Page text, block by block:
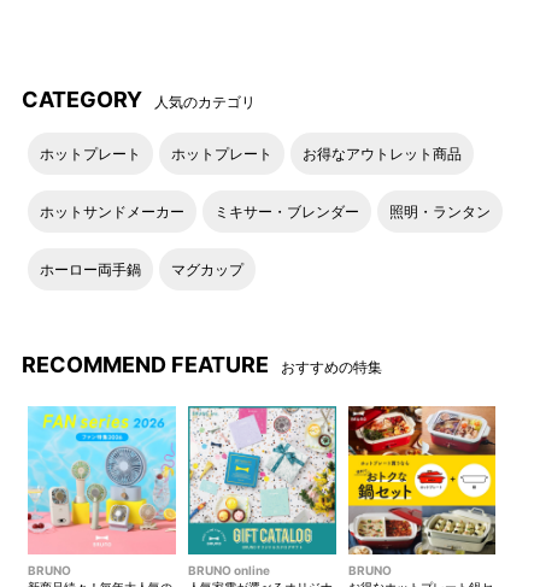
正確なブラシストロークと繊
した「イルマズ・ガーデン」
るくると揺れ動き、ひらひら
クラシック ガーデン
リバティで最も有名で愛され
CATEGORY 人気のカテゴリ
ホットプレート ホットプレート お得なアウトレット商品
ホットサンドメーカー ミキサー・ブレンダー 照明・ランタン
ホーロー両手鍋 マグカップ
RECOMMEND FEATURE おすすめの特集
BRUNO
BRUNO online
BRUNO